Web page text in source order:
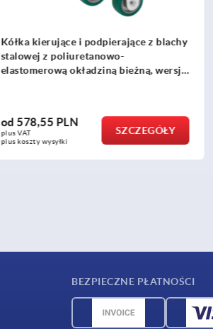
Zestawy kołowe wersja kompaktowa -
inch
od 133,72 PLN
plus VAT
plus koszty wysyłki
SZCZEGÓŁY
BEZPIECZNE PŁATNOŚCI